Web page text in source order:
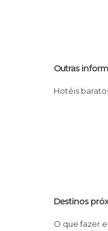
Outras
Hotéis
Destinos
O que fazer